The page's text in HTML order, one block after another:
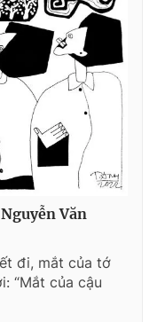
Văn
đi, mắt của tớ
“Mắt của cậu